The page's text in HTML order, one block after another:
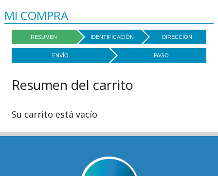
MI COMPRA
RESUMEN IDENTIFICACIÓN DIRECCIÓN
ENVÍO PAGO
Resumen del carrito
Su carrito está vacío